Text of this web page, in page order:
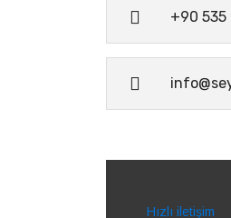
+90 535
Hızlı iletişim